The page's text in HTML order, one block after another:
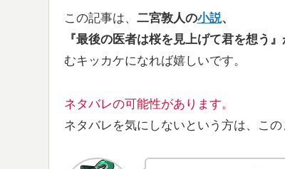
この記事は、 二宮敦人の小説、
『最後の医者は桜を見上げて君を想う』
むキッカケになれば嬉しいです。
ネタバレの可能性があります。
ネタバレを気にしないという方は、この